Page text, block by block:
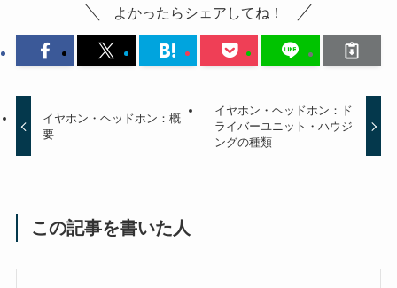
よかったらシェアしてね！
イヤホン・ヘッドホン：概
要
イヤホン・ヘッドホン：ド
ライバーユニット・ハウジ
ングの種類
この記事を書いた人